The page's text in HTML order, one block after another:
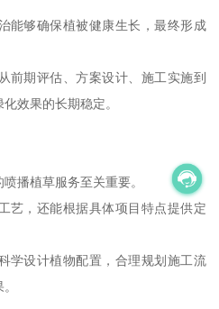
能够确保植被健康生长，最终形成
前期评估、方案设计、施工实施到
效果的长期稳定。
播植草服务至关重要。
艺，还能根据具体项目特点提供定
学设计植物配置，合理规划施工流